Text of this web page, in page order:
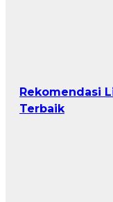
Rekomendasi
Terbaik